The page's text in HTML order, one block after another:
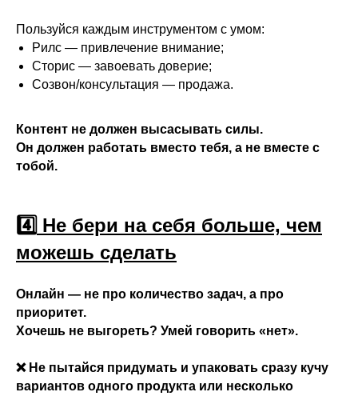
Пользуйся каждым инструментом с умом:
Рилс — привлечение внимание;
Сторис — завоевать доверие;
Созвон/консультация — продажа.
Контент не должен высасывать силы.
Он должен работать вместо тебя, а не вместе с
тобой.
4️⃣ Не бери на себя больше, чем
можешь сделать
Онлайн — не про количество задач, а про
приоритет.
Хочешь не выгореть? Умей говорить «нет».
❌ Не пытайся придумать и упаковать сразу кучу
вариантов одного продукта или несколько